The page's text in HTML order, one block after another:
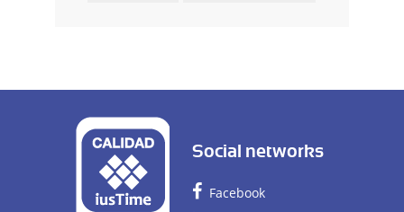
Social networks
Facebook